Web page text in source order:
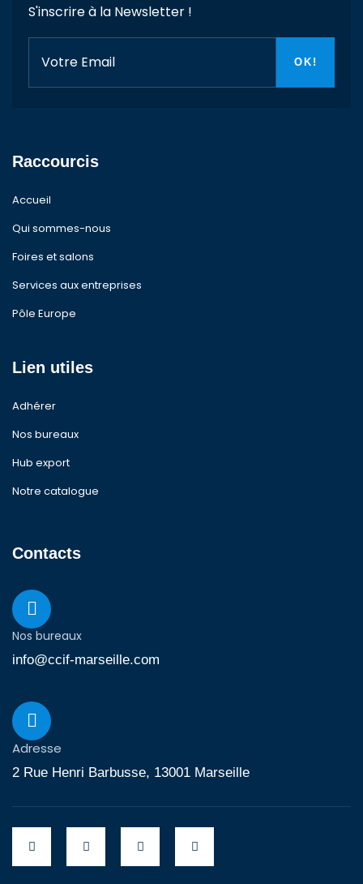
S'inscrire à la Newsletter !
Raccourcis
Accueil
Qui sommes-nous
Foires et salons
Services aux entreprises
Pôle Europe
Lien utiles
Adhérer
Nos bureaux
Hub export
Notre catalogue
Contacts
Nos bureaux
info@ccif-marseille.com
Adresse
2 Rue Henri Barbusse, 13001 Marseille